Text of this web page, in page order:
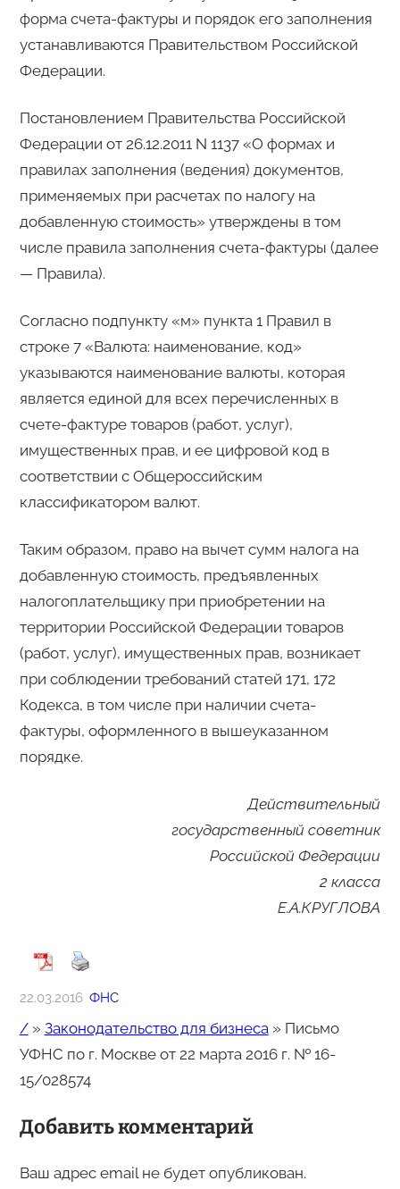
форма счета-фактуры и порядок его заполнения
устанавливаются Правительством Российской
Федерации.
Постановлением Правительства Российской
Федерации от 26.12.2011 N 1137 «О формах и
правилах заполнения (ведения) документов,
применяемых при расчетах по налогу на
добавленную стоимость» утверждены в том
числе правила заполнения счета-фактуры (далее
— Правила).
Согласно подпункту «м» пункта 1 Правил в
строке 7 «Валюта: наименование, код»
указываются наименование валюты, которая
является единой для всех перечисленных в
счете-фактуре товаров (работ, услуг),
имущественных прав, и ее цифровой код в
соответствии с Общероссийским
классификатором валют.
Таким образом, право на вычет сумм налога на
добавленную стоимость, предъявленных
налогоплательщику при приобретении на
территории Российской Федерации товаров
(работ, услуг), имущественных прав, возникает
при соблюдении требований статей 171, 172
Кодекса, в том числе при наличии счета-
фактуры, оформленного в вышеуказанном
порядке.
Действительный
государственный советник
Российской Федерации
2 класса
Е.А.КРУГЛОВА
22.03.2016 ФНС
/» Законодательство для бизнеса» Письмо
УФНС по г. Москве от 22 марта 2016 г. № 16-
15/028574
Добавить комментарий
Ваш адрес email не будет опубликован.